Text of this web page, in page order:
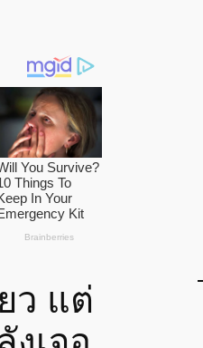
ว แต่